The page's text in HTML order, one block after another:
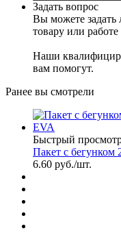
Задать вопрос
Вы можете
товару или работе
Наши
вам помогут.
Ранее вы смотрели
Быстрый
Пакет с
6.60 руб./шт.